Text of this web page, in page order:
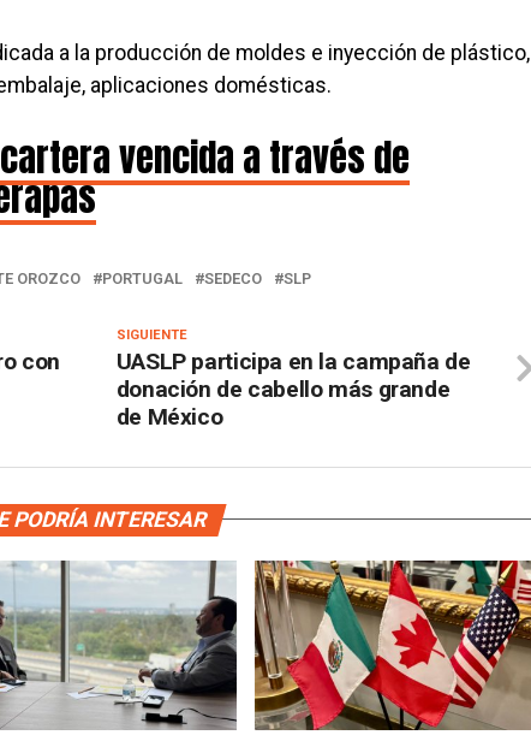
a la producción de moldes e inyección de plástico,
aplicaciones domésticas.
vencida a través de
OROZCO PORTUGAL SEDECO SLP
SIGUIENTE
UASLP participa en la campaña de
donación de cabello más grande
de México
con
PODRÍA INTERESAR